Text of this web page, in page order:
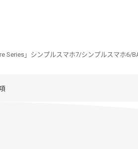
Series」シンプルスマホ7/シンプルスマホ6/